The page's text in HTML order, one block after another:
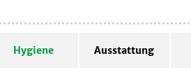
Hygiene Ausstattung